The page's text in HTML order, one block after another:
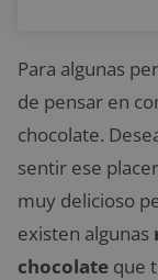
Para algunas
de pensar en
chocolate.
sentir ese
muy delicioso
existen algunas
chocolate que